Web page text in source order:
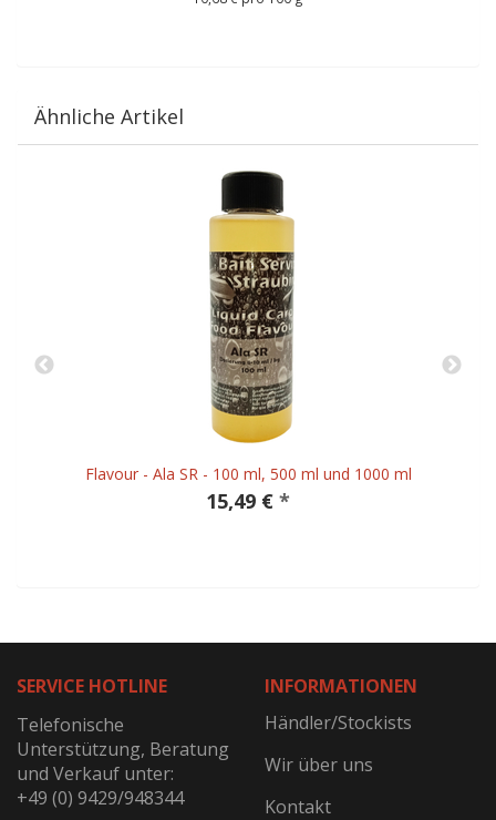
Ähnliche Artikel
Flavour - Ala SR - 100 ml, 500 ml und 1000 ml
15,49 € *
SERVICE HOTLINE
Telefonische
Unterstützung, Beratung
und Verkauf unter:
+49 (0) 9429/948344
INFORMATIONEN
Händler/Stockists
Wir über uns
Kontakt